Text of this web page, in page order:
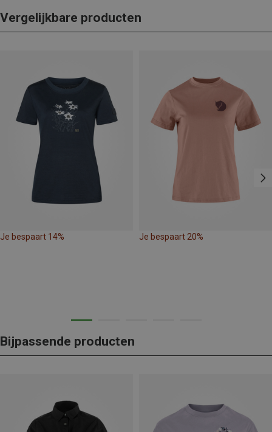
Vergelijkbare producten
Je bespaart 14% Je bespaart 20%
Bijpassende producten